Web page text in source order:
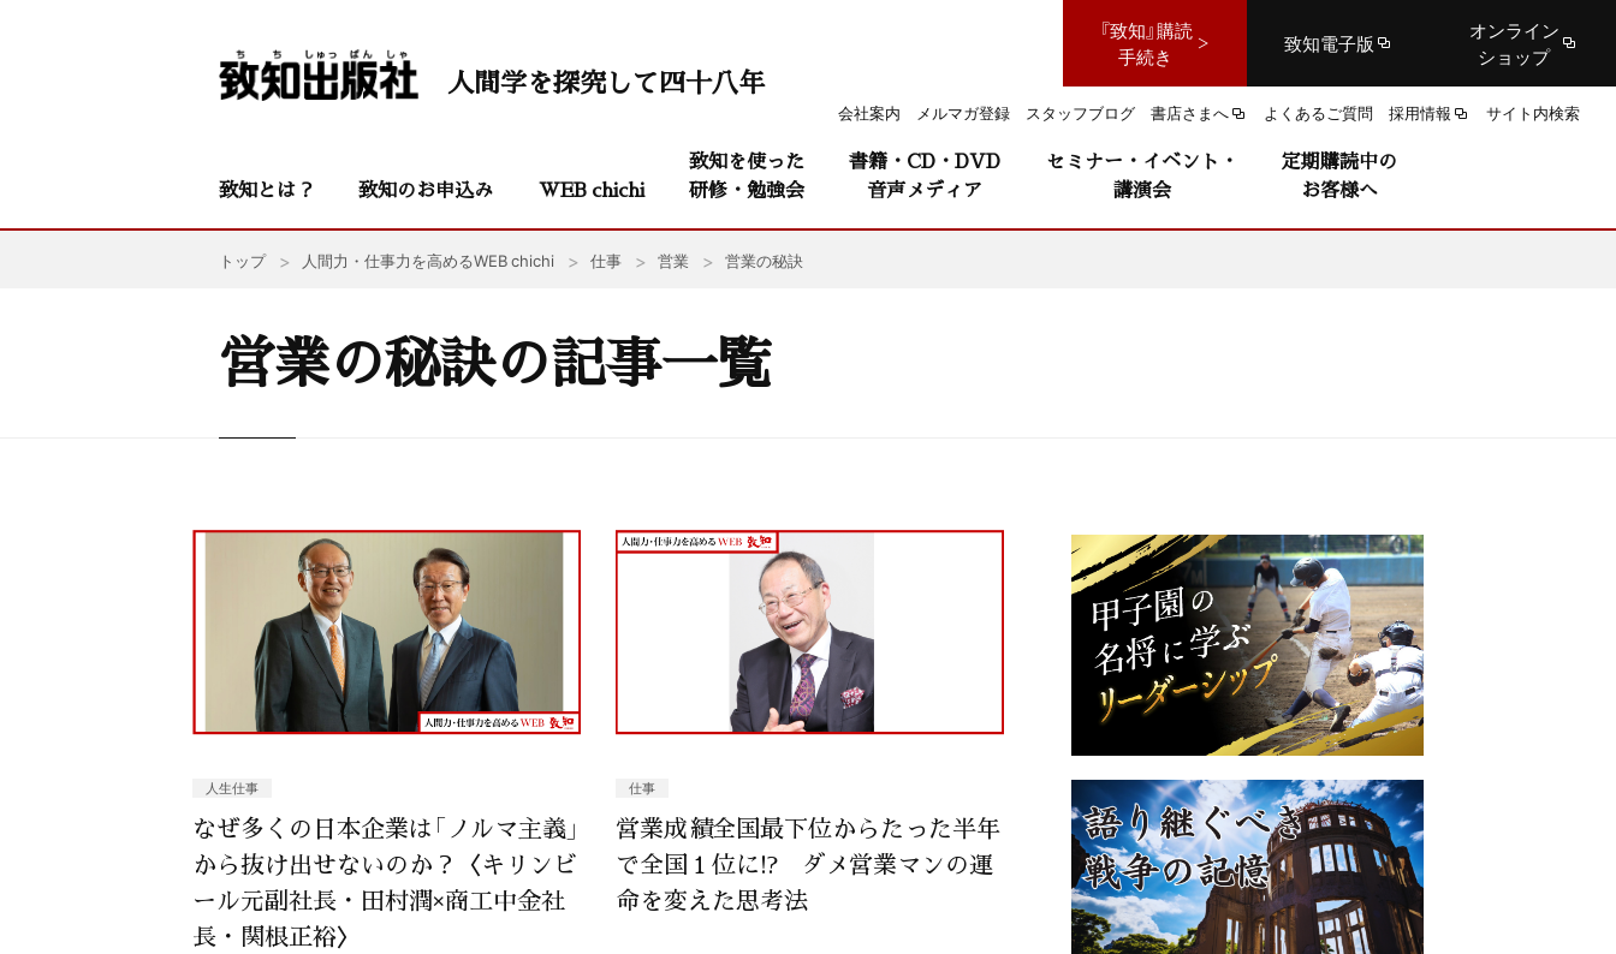
『致知』購読
手続き
致知電子版
オンライン
ショップ
会社案内 メルマガ登録 スタッフブログ 書店さまへ よくあるご質問 採用情報 サイト内検索
人間学を探究して四十八年
致知とは？ 致知のお申込み WEB chichi
致知を使った
研修・勉強会
書籍・CD・DVD
音声メディア
セミナー・イベント・
講演会
定期購読中の
お客様へ
トップ 人間力・仕事力を高めるWEB chichi 仕事 営業 営業の秘訣
営業の秘訣の記事一覧
人生仕事
なぜ多くの日本企業は「ノルマ主義」
から抜け出せないのか？〈キリンビ
ール元副社長・田村潤×商工中金社
長・関根正裕〉
仕事
営業成績全国最下位からたった半年
で全国１位に!? ダメ営業マンの運
命を変えた思考法